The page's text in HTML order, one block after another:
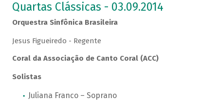
Quartas Clássicas - 03.09.2014
Orquestra Sinfônica Brasileira
Jesus Figueiredo - Regente
Coral da Associação de Canto Coral (ACC)
Solistas
Juliana Franco – Soprano